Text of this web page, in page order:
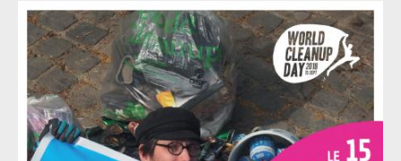
PLAYLIST
LILLELANUIT